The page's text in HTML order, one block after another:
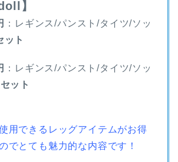
】
：レギンス/パンスト/タイツ/ソッ
ット
：レギンス/パンスト/タイツ/ソッ
ット
用できるレッグアイテムがお得
でとても魅力的な内容です！